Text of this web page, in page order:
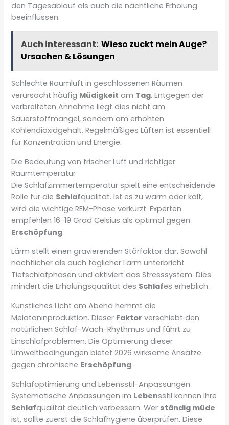
den Tagesablauf als auch die nächtliche Erholung
beeinflussen.
Auch interessant: Wieso zuckt mein Auge?
Ursachen & Lösungen
Schlechte Raumluft in geschlossenen Räumen
verursacht häufig Müdigkeit am Tag. Entgegen der
verbreiteten Annahme liegt dies nicht am
Sauerstoffmangel, sondern am erhöhten
Kohlendioxidgehalt. Regelmäßiges Lüften ist essentiell
für Konzentration und Energie.
Die Bedeutung von frischer Luft und richtiger
Raumtemperatur
Die Schlafzimmertemperatur spielt eine entscheidende
Rolle für die Schlafqualität. Ist es zu warm oder kalt,
wird die wichtige REM-Phase verkürzt. Experten
empfehlen 16-19 Grad Celsius als optimal gegen
Erschöpfung.
Lärm stellt einen gravierenden Störfaktor dar. Sowohl
nächtlicher als auch täglicher Lärm unterbricht
Tiefschlafphasen und aktiviert das Stresssystem. Dies
mindert die Erholungsqualität des Schlafes erheblich.
Künstliches Licht am Abend hemmt die
Melatoninproduktion. Dieser Faktor verschiebt den
natürlichen Schlaf-Wach-Rhythmus und führt zu
Einschlafproblemen. Die Optimierung dieser
Umweltbedingungen bietet 2026 wirksame Ansätze
gegen chronische Erschöpfung.
Schlafoptimierung und Lebensstil-Anpassungen
Systematische Anpassungen im Lebensstil können Ihre
Schlafqualität deutlich verbessern. Wer ständig müde
ist, sollte zuerst die Schlafhygiene überprüfen. Diese